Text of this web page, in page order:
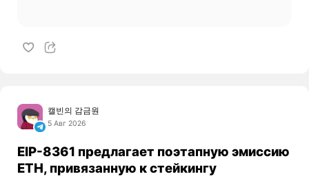
캘빈의 감금원
5 Авг 2026
EIP-8361 предлагает поэтапную эмиссию
ETH, привязанную к стейкингу